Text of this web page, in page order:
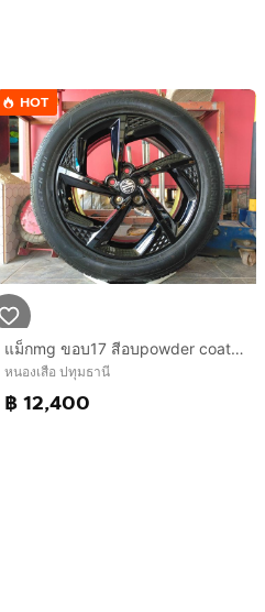
HOT
แม็กmg ขอบ17 สีอบpowder coat พร้อมยางblackhawk 215 55 17 ปี24 ใส่ mg 4 mg EP mg zs EV อื่นๆ 5 รู 112
หนองเสือ ปทุมธานี
฿ 12,400